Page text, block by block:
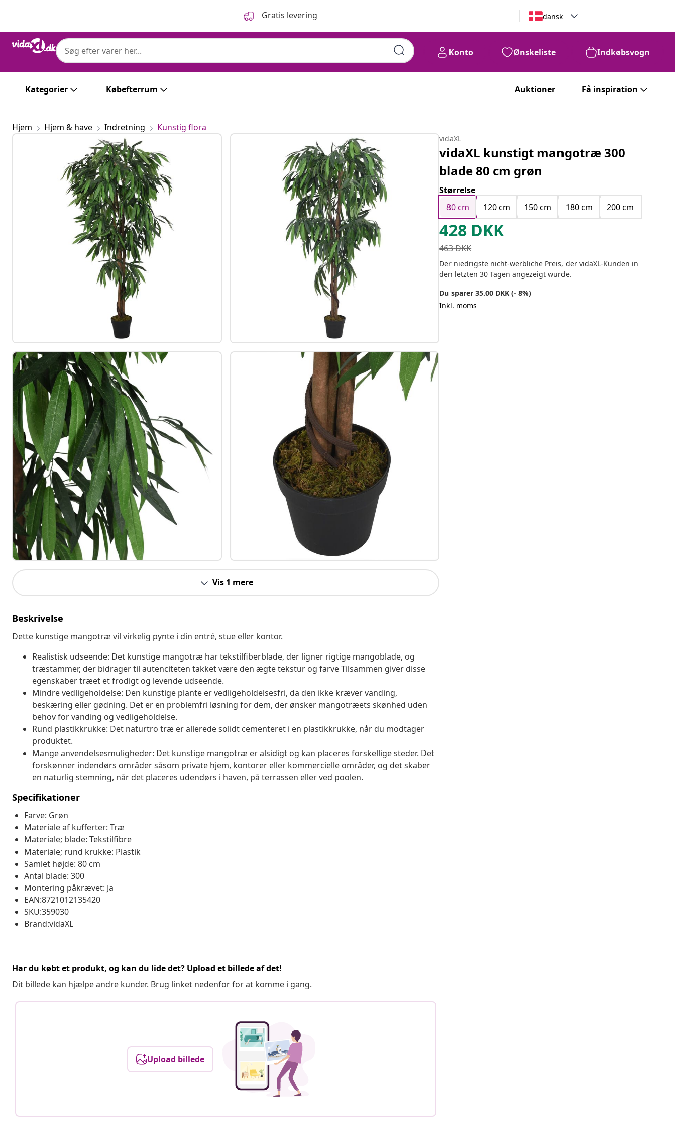
Gratis levering dansk
Konto Ønskeliste Indkøbsvogn
Kategorier Købefterrum Auktioner Få inspiration
Hjem Hjem & have Indretning Kunstig flora
Vis 1 mere
Beskrivelse
Dette kunstige mangotræ vil virkelig pynte i din entré, stue eller kontor.
Realistisk udseende: Det kunstige mangotræ har tekstilfiberblade, der ligner rigtige mangoblade, og
træstammer, der bidrager til autenciteten takket være den ægte tekstur og farve Tilsammen giver disse
egenskaber træet et frodigt og levende udseende.
Mindre vedligeholdelse: Den kunstige plante er vedligeholdelsesfri, da den ikke kræver vanding,
beskæring eller gødning. Det er en problemfri løsning for dem, der ønsker mangotræets skønhed uden
behov for vanding og vedligeholdelse.
Rund plastikkrukke: Det naturtro træ er allerede solidt cementeret i en plastikkrukke, når du modtager
produktet.
Mange anvendelsesmuligheder: Det kunstige mangotræ er alsidigt og kan placeres forskellige steder. Det
forskønner indendørs områder såsom private hjem, kontorer eller kommercielle områder, og det skaber
en naturlig stemning, når det placeres udendørs i haven, på terrassen eller ved poolen.
Specifikationer
Farve: Grøn
Materiale af kufferter: Træ
Materiale; blade: Tekstilfibre
Materiale; rund krukke: Plastik
Samlet højde: 80 cm
Antal blade: 300
Montering påkrævet: Ja
EAN:8721012135420
SKU:359030
Brand:vidaXL
Har du købt et produkt, og kan du lide det? Upload et billede af det!
Dit billede kan hjælpe andre kunder. Brug linket nedenfor for at komme i gang.
Upload billede
vidaXL
vidaXL kunstigt mangotræ 300
blade 80 cm grøn
Størrelse
80 cm
120 cm 150 cm 180 cm 200 cm
428 DKK
463DKK
Der niedrigste nicht-werbliche Preis, der vidaXL-Kunden in
den letzten 30 Tagen angezeigt wurde.
Du sparer 35.00 DKK (- 8%)
Inkl. moms